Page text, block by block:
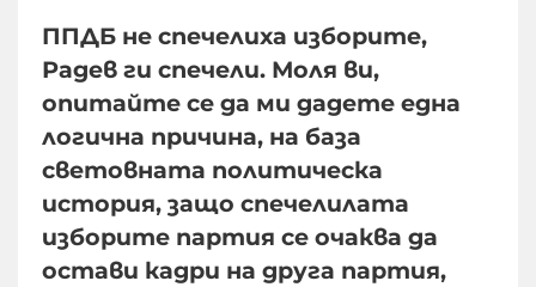
ППДБ не спечелиха изборите,
Радев ги спечели. Моля ви,
опитайте се да ми дадете една
логична причина, на база
световната политическа
история, защо спечелилата
изборите партия се очаква да
остави кадри на друга партия,